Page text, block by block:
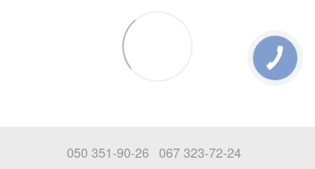
050 351-90-26 067 323-72-24